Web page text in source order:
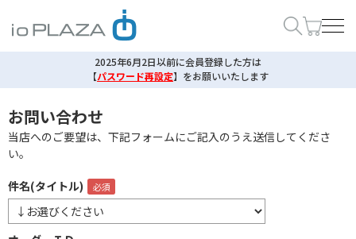
2025年6月2日以前に会員登録した方は
【パスワード再設定】 をお願いいたします
お問い合わせ
当店へのご要望は、下記フォームにご記入のうえ送信してくださ
い。
件名(タイトル)